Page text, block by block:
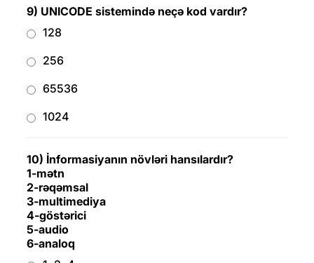
9) UNICODE sistemində neçə kod vardır?
128
256
65536
1024
10) İnformasiyanın növləri hansılardır?
1-mətn
2-rəqəmsal
3-multimediya
4-göstərici
5-audio
6-analoq